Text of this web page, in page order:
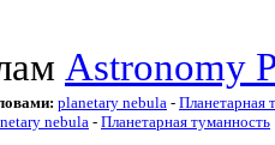
Astronomy
planetary nebula - Планетарная
nebula - Планетарная туманность